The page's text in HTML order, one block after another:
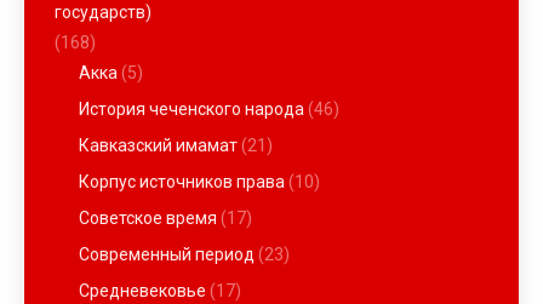
государств)
(168)
Акка (5)
История чеченского народа (46)
Кавказский имамат(21)
Корпус источников права (10)
Советское время (17)
Современный период (23)
Средневековье (17)